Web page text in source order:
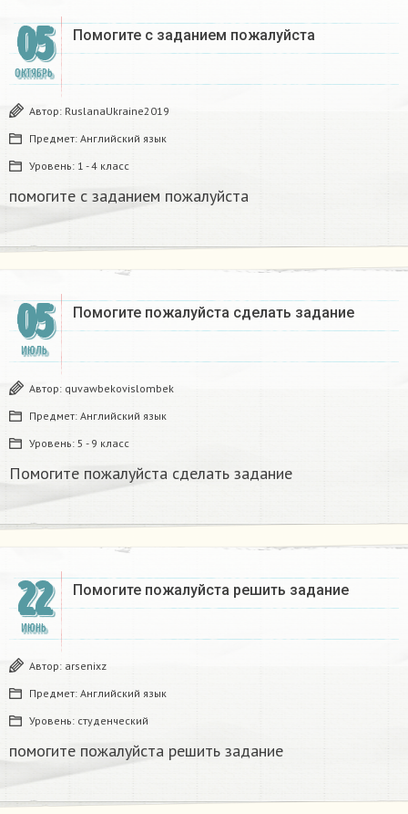
05
ОКТЯБРЬ
Помогите с заданием пожалуйста​
Автор: RuslanaUkraine2019
Предмет: Английский язык
Уровень: 1 - 4 класс
помогите с заданием пожалуйста​
05
ИЮЛЬ
Помогите пожалуйста сделать задание​
Автор: quvawbekovislombek
Предмет: Английский язык
Уровень: 5 - 9 класс
Помогите пожалуйста сделать задание​
22
ИЮНЬ
Помогите пожалуйста решить задание​
Автор: arsenixz
Предмет: Английский язык
Уровень: студенческий
помогите пожалуйста решить задание​